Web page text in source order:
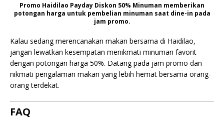
Promo Haidilao Payday Diskon 50% Minuman memberikan
potongan harga untuk pembelian minuman saat dine-in pada
jam promo.
Kalau sedang merencanakan makan bersama di Haidilao,
jangan lewatkan kesempatan menikmati minuman favorit
dengan potongan harga 50%. Datang pada jam promo dan
nikmati pengalaman makan yang lebih hemat bersama orang-
orang terdekat.
FAQ